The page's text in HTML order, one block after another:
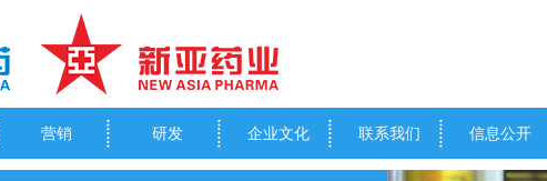
营销 研发 企业文化 联系我们 信息公开